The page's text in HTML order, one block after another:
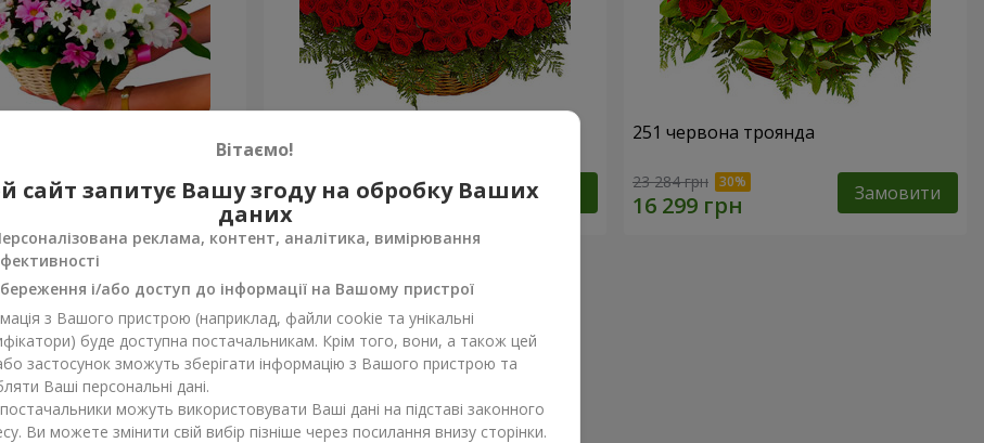
"Яскрава галявина"
Замовити 54 471 грн Замовити
251 червона троянда
23 284 грн Замовити
Вітаємо!
сайт запитує Вашу згоду на обробку Ваших
даних
реклама, контент, аналітика, вимірювання
і/або доступ до інформації на Вашому пристрої
з Вашого пристрою (наприклад, файли cookie та унікальні
буде доступна постачальникам. Крім того, вони, а також цей
застосунок зможуть зберігати інформацію з Вашого пристрою та
Ваші персональні дані.
постачальники можуть використовувати Ваші дані на підставі законного
Ви можете змінити свій вибір пізніше через посилання внизу сторінки.